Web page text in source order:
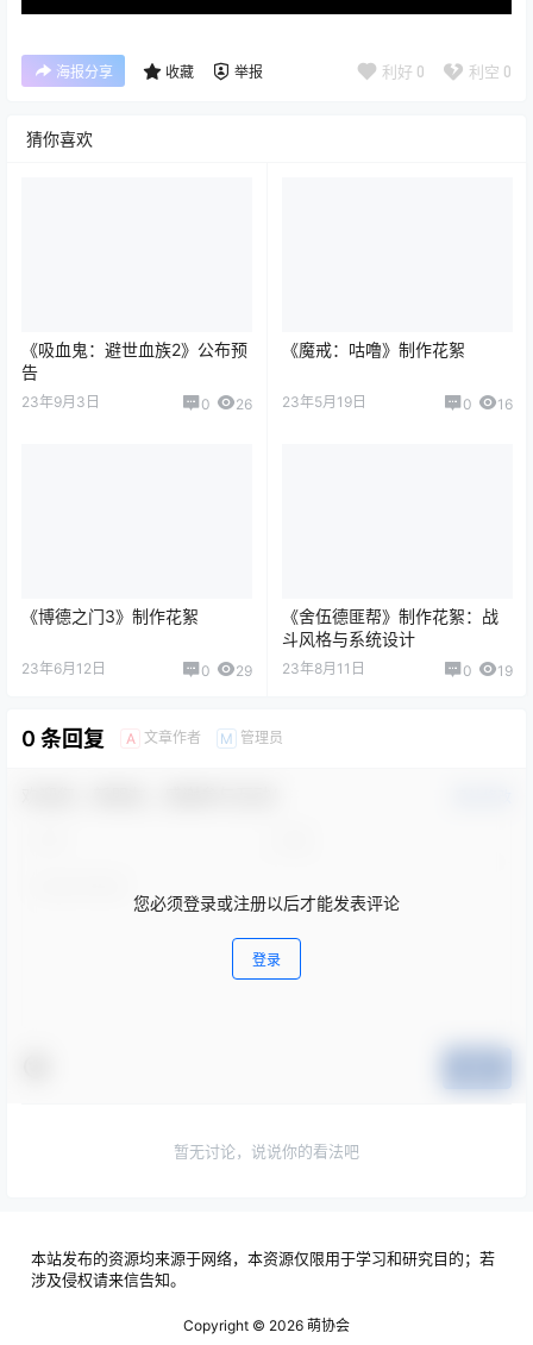
海报分享 收藏 举报 利好 0 利空 0
猜你喜欢
《吸血鬼：避世血族2》公布预
告
23年9月3日 0 26
《魔戒：咕噜》制作花絮
23年5月19日 0 16
《博德之门3》制作花絮
23年6月12日 0 29
《舍伍德匪帮》制作花絮：战
斗风格与系统设计
23年8月11日 0 19
0 条回复 A 文章作者 M 管理员
您必须登录或注册以后才能发表评论
登录
暂无讨论，说说你的看法吧
本站发布的资源均来源于网络，本资源仅限用于学习和研究目的；若
涉及侵权请来信告知。
Copyright © 2026 萌协会